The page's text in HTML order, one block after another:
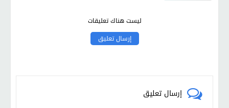
ليست هناك تعليقات
إرسال تعليق
إرسال تعليق